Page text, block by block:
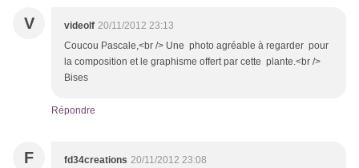
V videolf 20/11/2012 23:13
Coucou Pascale,<br /> Une photo agréable à regarder pour
la composition et le graphisme offert par cette plante.<br />
Bises
Répondre
F fd34creations 20/11/2012 23:08